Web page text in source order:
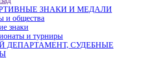
ЗНАКИ И МЕДАЛИ
и общества
знаки
и турниры
ДЕПАРТАМЕНТ, СУДЕБНЫЕ